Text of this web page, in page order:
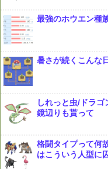
最強のホウエン種
暑さが続くこんな
しれっと虫/ドラ
鏡辺りも貰って
格闘タイプって何
はこういう人型に